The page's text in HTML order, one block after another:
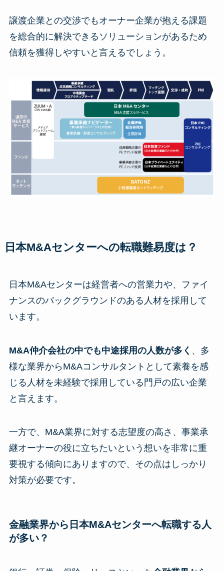
譲渡企業との交渉でもオーナー企業が抱える課題
を総合的に解決できるソリューションがあるため
信頼を獲得しやすいと言えるでしょう。
日本M&Aセンターへの転職難易度は？
日本M&Aセンターは経営者への営業力や、ファイ
ナンスのバックグラウンドのある人材を採用して
います。
M&A仲介会社の中でも中途採用の人数が多く 、多
様な業界からM&Aコンサルタントとして素養を感
じる人材を未経験で採用している門戸の広い企業
と言えます。
一方で、M&A業界に対する志望度の高さ、事業承
継オーナーの役に立ちたいという想いを非常に重
要視する傾向にありますので、その点はしっかり
対策が必要です。
金融業界から日本M&Aセンターへ転職する人
が多い？